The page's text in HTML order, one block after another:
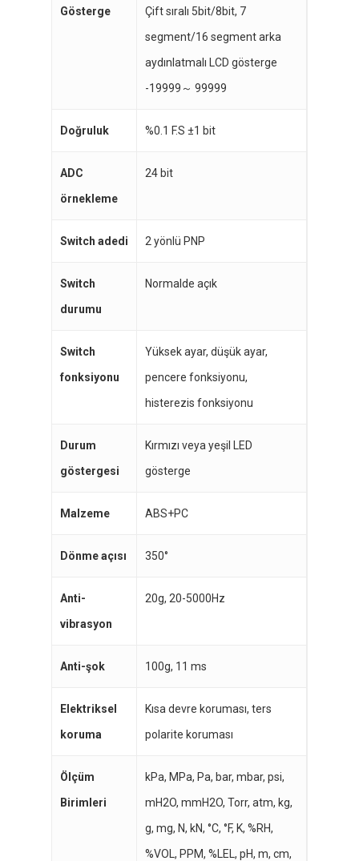
Gösterge
Çift sıralı 5bit/8bit, 7
segment/16 segment arka
aydınlatmalı LCD gösterge
-19999～ 99999
Doğruluk %0.1 F.S ±1 bit
ADC
örnekleme
24 bit
Switch adedi 2 yönlü PNP
Switch
durumu
Normalde açık
Switch
fonksiyonu
Yüksek ayar, düşük ayar,
pencere fonksiyonu,
histerezis fonksiyonu
Durum
göstergesi
Kırmızı veya yeşil LED
gösterge
Malzeme ABS+PC
Dönme açısı 350°
Anti-
vibrasyon
20g, 20-5000Hz
Anti-şok 100g, 11 ms
Elektriksel
koruma
Kısa devre koruması, ters
polarite koruması
Ölçüm
Birimleri
kPa, MPa, Pa, bar, mbar, psi,
mH2O, mmH2O, Torr, atm, kg,
g, mg, N, kN, °C, °F, K, %RH,
%VOL, PPM, %LEL, pH, m, cm,